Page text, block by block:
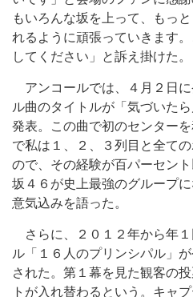
もいろんな坂を上って、もっ
れるように頑張っていきます
してください」と訴え掛けた。
アンコールでは、４月２日
ル曲のタイトルが「気づいた
発表。この曲で初のセンター
で私は１、２、３列目と全て
ので、その経験が百パーセン
坂４６が史上最強のグループ
意気込みを語った。
さらに、２０１２年から年
ル「１６人のプリンシパル」
された。第１幕を見た観客の
トが入れ替わるという。キャ